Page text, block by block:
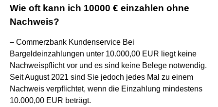
Wie oft kann ich 10000 € einzahlen ohne
Nachweis?
– Commerzbank Kundenservice Bei
Bargeldeinzahlungen unter 10.000,00 EUR liegt keine
Nachweispflicht vor und es sind keine Belege notwendig.
Seit August 2021 sind Sie jedoch jedes Mal zu einem
Nachweis verpflichtet, wenn die Einzahlung mindestens
10.000,00 EUR beträgt.